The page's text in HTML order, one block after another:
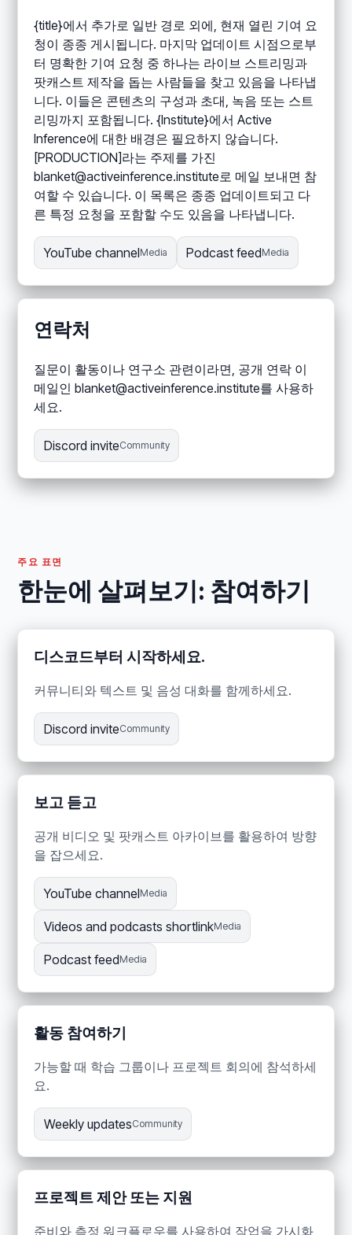
{title}에서 추가로 일반 경로 외에, 현재 열린 기여 요
청이 종종 게시됩니다. 마지막 업데이트 시점으로부
터 명확한 기여 요청 중 하나는 라이브 스트리밍과
팟캐스트 제작을 돕는 사람들을 찾고 있음을 나타냅
니다. 이들은 콘텐츠의 구성과 초대, 녹음 또는 스트
리밍까지 포함됩니다. {Institute}에서 Active
Inference에 대한 배경은 필요하지 않습니다.
[PRODUCTION]라는 주제를 가진
blanket@activeinference.institute로 메일 보내면 참
여할 수 있습니다. 이 목록은 종종 업데이트되고 다
른 특정 요청을 포함할 수도 있음을 나타냅니다.
YouTube channelMedia Podcast feedMedia
연락처
질문이 활동이나 연구소 관련이라면, 공개 연락 이
메일인 blanket@activeinference.institute를 사용하
세요.
Discord inviteCommunity
주요 표면
한눈에 살펴보기: 참여하기
디스코드부터 시작하세요.
커뮤니티와 텍스트 및 음성 대화를 함께하세요.
Discord inviteCommunity
보고 듣고
공개 비디오 및 팟캐스트 아카이브를 활용하여 방향
을 잡으세요.
YouTube channelMedia
Videos and podcasts shortlinkMedia
Podcast feedMedia
활동 참여하기
가능할 때 학습 그룹이나 프로젝트 회의에 참석하세
요.
Weekly updatesCommunity
프로젝트 제안 또는 지원
준비와 측정 워크플로우를 사용하여 작업을 가시화